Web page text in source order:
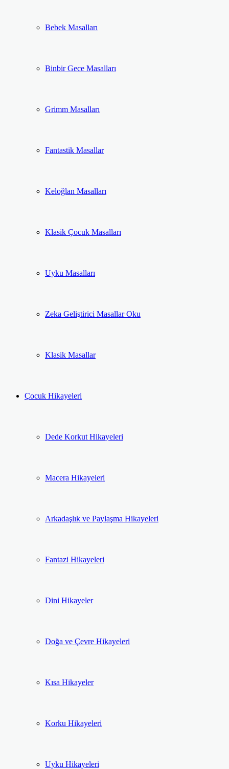
Bebek Masalları
Binbir Gece Masalları
Grimm Masalları
Fantastik Masallar
Keloğlan Masalları
Klasik Çocuk Masalları
Uyku Masalları
Zeka Geliştirici Masallar Oku
Klasik Masallar
Çocuk Hikayeleri
Dede Korkut Hikayeleri
Macera Hikayeleri
Arkadaşlık ve Paylaşma Hikayeleri
Fantazi Hikayeleri
Dini Hikayeler
Doğa ve Çevre Hikayeleri
Kısa Hikayeler
Korku Hikayeleri
Uyku Hikayeleri